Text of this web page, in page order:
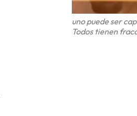
uno puede ser
Todos tienen